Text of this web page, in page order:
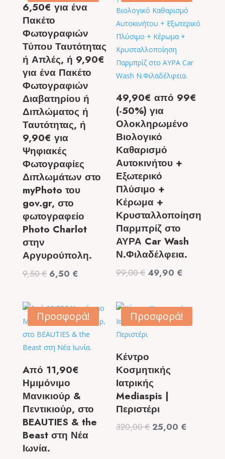
6,50€ για ένα
Πακέτο
Φωτογραφιών
Τύπου Ταυτότητας
ή Απλές, ή 9,90€
για ένα Πακέτο
Φωτογραφιών
Διαβατηρίου ή
Διπλώματος ή
Ταυτότητας, ή
9,90€ για
Ψηφιακές
Φωτογραφίες
Διπλωμάτων στο
myPhoto του
gov.gr, στο
φωτογραφείο
Photo Charlot
στην
Αργυρούπολη.
9,50€ Original
9,50 €.
6,50 €
είναι:
6,50 €.
49,90€ από 99€
(-50%) για
Ολοκληρωμένο
Βιολογικό
Καθαρισμό
Αυτοκινήτου +
Εξωτερικό
Πλύσιμο +
Κέρωμα +
Κρυσταλλοποίηση
Παρμπρίζ στο
ΑΥΡΑ Car Wash
Ν.Φιλαδέλφεια.
99,00€ Original
99,00 €.
49,90 €
49,90 €.
Προσφορά!
Aπό 11,90€
Ημιμόνιμο
Μανικιούρ &
Πεντικιούρ, στο
BEAUTIES & the
Beast στη Νέα
Ιωνία.
Προσφορά!
Κέντρο
Κοσμητικής
Ιατρικής
Mediaspis |
Περιστέρι
320,00€ Original
25,00 €